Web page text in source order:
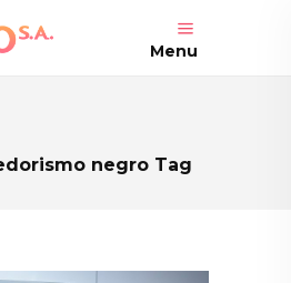
Menu
negro Tag